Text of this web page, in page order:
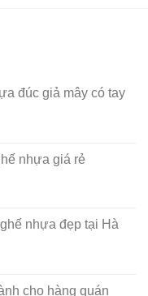
đúc giả mây có tay
nhựa giá rẻ
nhựa đẹp tại Hà
cho hàng quán